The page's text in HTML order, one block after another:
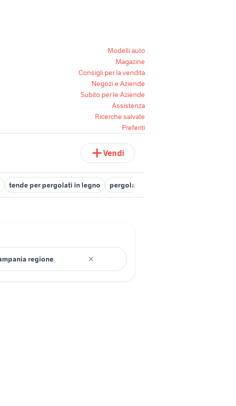
Modelli auto
Magazine
Consigli per la vendita
Negozi e Aziende
Subito per le Aziende
Assistenza
Ricerche salvate
Preferiti
Vendi
tende per pergolati in legno pergolato giardino Emilia Romagna